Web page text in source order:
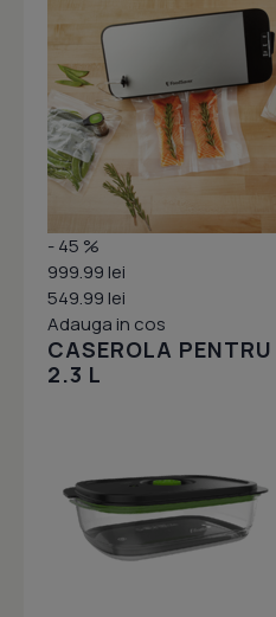
- 45 %
999.99 lei
549.99 lei
Adauga in cos
CASEROLA
2.3 L